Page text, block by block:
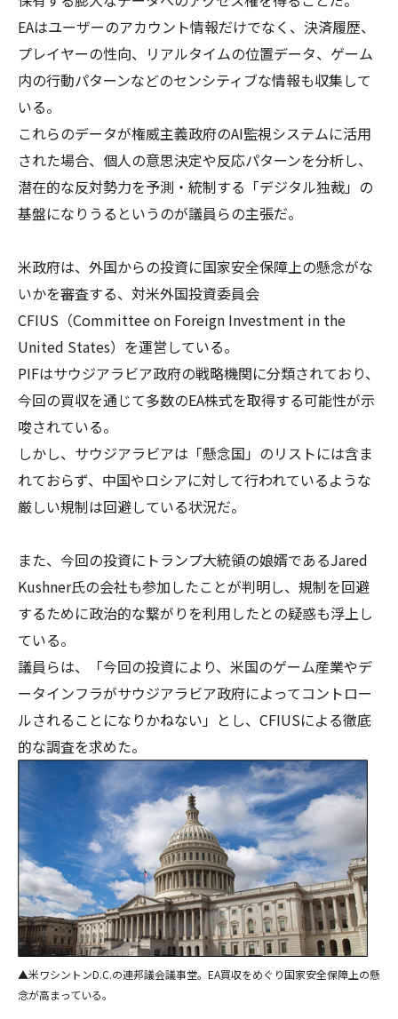
EAはユーザーのアカウント情報だけでなく、決済履歴、
プレイヤーの性向、リアルタイムの位置データ、ゲーム
内の行動パターンなどのセンシティブな情報も収集して
いる。
これらのデータが権威主義政府のAI監視システムに活用
された場合、個人の意思決定や反応パターンを分析し、
潜在的な反対勢力を予測・統制する「デジタル独裁」の
基盤になりうるというのが議員らの主張だ。
米政府は、外国からの投資に国家安全保障上の懸念がな
いかを審査する、対米外国投資委員会
CFIUS（Committee on Foreign Investment in the
United States）を運営している。
PIFはサウジアラビア政府の戦略機関に分類されており、
今回の買収を通じて多数のEA株式を取得する可能性が示
唆されている。
しかし、サウジアラビアは「懸念国」のリストには含ま
れておらず、中国やロシアに対して行われているような
厳しい規制は回避している状況だ。
また、今回の投資にトランプ大統領の娘婿であるJared
Kushner氏の会社も参加したことが判明し、規制を回避
するために政治的な繋がりを利用したとの疑惑も浮上し
ている。
議員らは、「今回の投資により、米国のゲーム産業やデ
ータインフラがサウジアラビア政府によってコントロー
ルされることになりかねない」とし、CFIUSによる徹底
的な調査を求めた。
▲米ワシントンD.C.の連邦議会議事堂。EA買収をめぐり国家安全保障上の懸
念が高まっている。